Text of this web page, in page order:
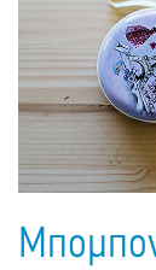
Πακέτα
Σακούλες
Τσάντες -
Παιδικό Πάρτι
Παιδικά Είδη
Ημερολόγια -
Γραφική Ύλη
Είδη
Τετράδια -